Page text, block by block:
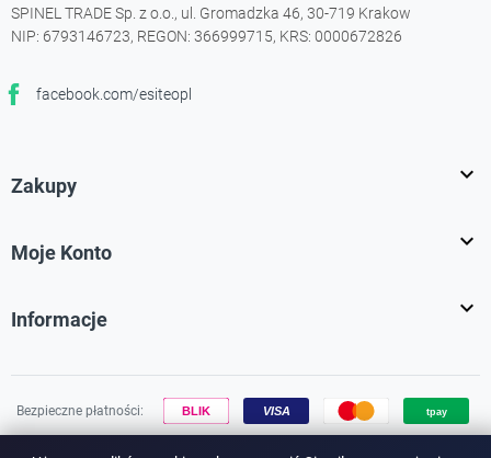
SPINEL TRADE Sp. z o.o., ul. Gromadzka 46, 30-719 Krakow
NIP: 6793146723, REGON: 366999715, KRS: 0000672826
facebook.com/esiteopl
Facebook
Zakupy 
Moje Konto 
Informacje 
Bezpieczne płatności: